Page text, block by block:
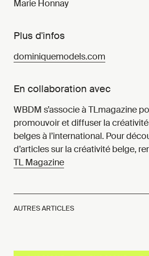
Marie Honnay
Plus d'infos
dominiquemodels.com
En collaboration avec
WBDM s’associe à TLmagazine
promouvoir et diffuser la
belges à l’international. Pour
d’articles sur la créativité belge,
TL Magazine
AUTRES ARTICLES